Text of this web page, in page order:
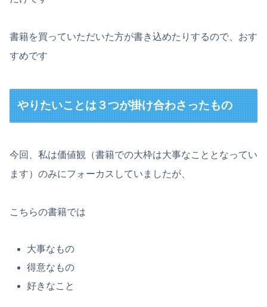
書籍を買っていただいた方が書き込めたりするので、おす
すめです
やりたいことは３つが掛け合わさったもの
今回、私は価値観（書籍での大枠は大事なこととなってい
ます）のみにフォーカスしていましたが、
こちらの書籍では
大事なもの
得意なもの
好きなこと